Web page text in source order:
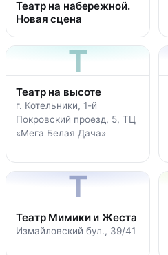
Театр на набережной.
Новая сцена
Т
Театр на высоте
г. Котельники, 1-й
Покровский проезд, 5, ТЦ
«Мега Белая Дача»
Т
Театр Мимики и Жеста
Измайловский бул., 39/41